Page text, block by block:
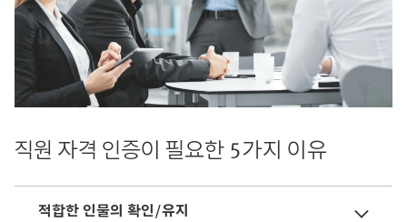
직원 자격 인증이 필요한 5가지 이유
적합한 인물의 확인/유지